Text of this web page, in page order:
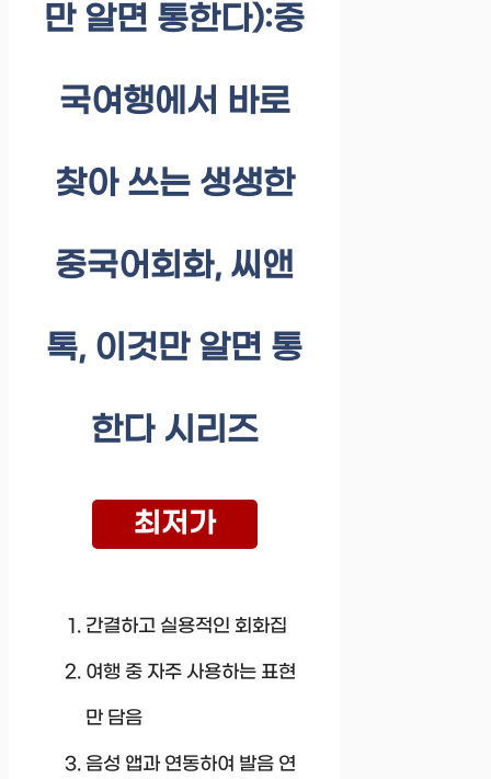
만 알면 통한다):중
국여행에서 바로
찾아 쓰는 생생한
중국어회화, 씨앤
톡, 이것만 알면 통
한다 시리즈
최저가
간결하고 실용적인 회화집
여행 중 자주 사용하는 표현
만 담음
음성 앱과 연동하여 발음 연